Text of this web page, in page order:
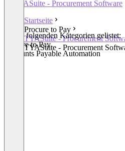
TYASuite - Procurement Software
Startseite
Procure to Pay
TYASuite - Procurement
TYASuite - Procurement
In den folgenden Kategorien gelistet:
Procure to Pay
Accounts Payable Automation